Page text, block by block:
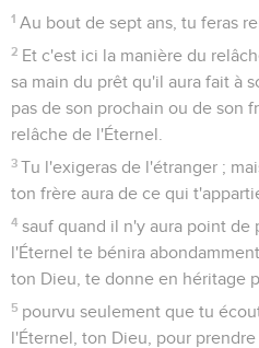
1 Au bout de sept ans, tu feras
2 Et c'est ici la manière du
sa main du prêt qu'il aura fait à
pas de son prochain ou de son
relâche de l'Éternel.
3 Tu l'exigeras de l'étranger ;
ton frère aura de ce qui
4 sauf quand il n'y aura point de
l'Éternel te bénira
ton Dieu, te donne en héritage
5 pourvu seulement que tu
l'Éternel, ton Dieu, pour